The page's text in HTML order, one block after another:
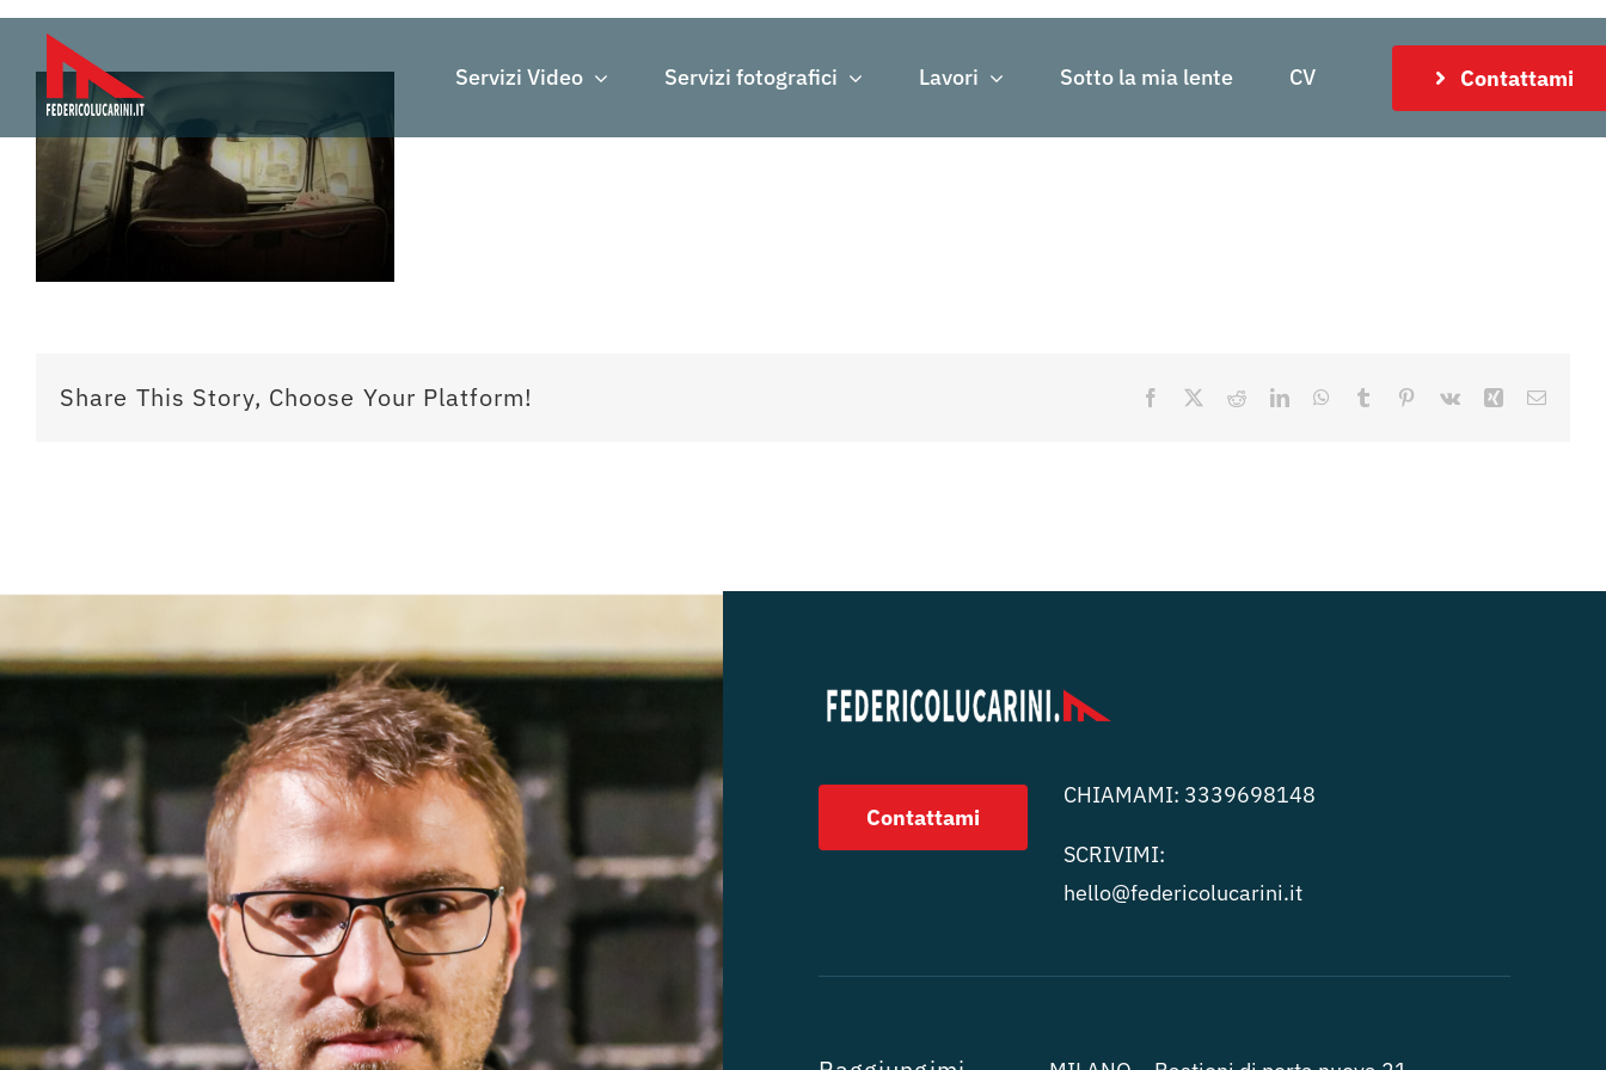
Salta
contenuto
Servizi Video Servizi fotografici Lavori Sotto la mia lente CV Contattami
Share This Story, Choose Your Platform! Facebook RedditLinkedInWhatsApp
Tumblr Pinterest
Vk Xing Email
Contattami
CHIAMAMI: 3339698148
SCRIVIMI:
hello@federicolucarini.it